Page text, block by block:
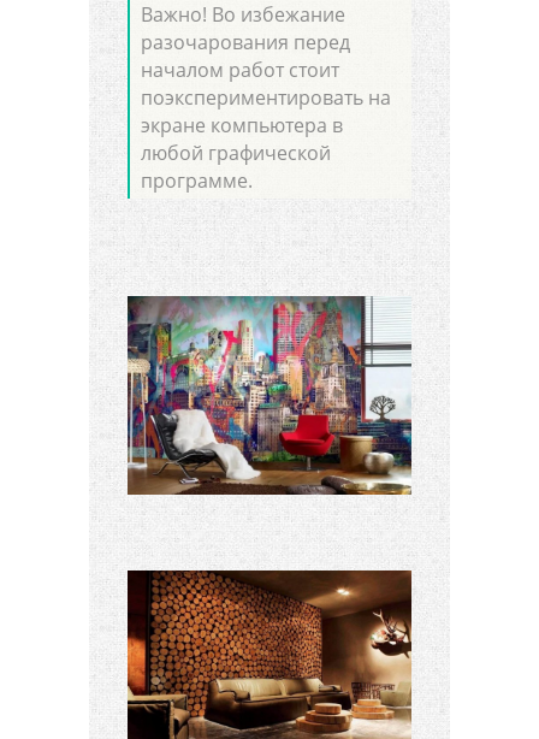
Важно! Во избежание
разочарования перед
началом работ стоит
поэкспериментировать на
экране компьютера в
любой графической
программе.